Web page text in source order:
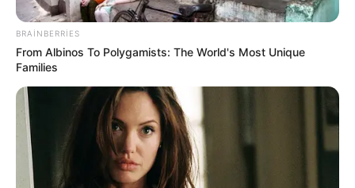
11:36 / 05 Avqust 2026
BRAINBERRIES
From Albinos To Polygamists: The World's Most Unique
Families